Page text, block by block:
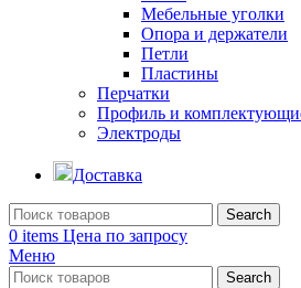
Мебельные уголки
Опора и держатели
Петли
Пластины
Перчатки
Профиль и
Электроды
Доставка
Search
0 items Цена по запросу
Меню
Search